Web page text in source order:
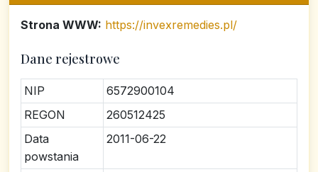
Strona WWW: https://invexremedies.pl/
Dane rejestrowe
NIP
6572900104
REGON
260512425
Data
powstania
2011-06-22